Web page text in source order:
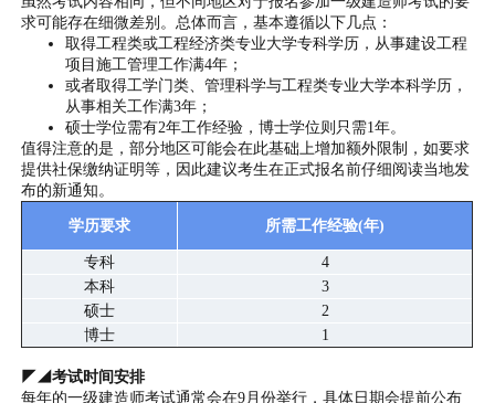
求可能存在细微差别。总体而言，基本遵循以下几点：
取得工程类或工程经济类专业大学专科学历，从事建设工程
项目施工管理工作满4年；
或者取得工学门类、管理科学与工程类专业大学本科学历，
从事相关工作满3年；
硕士学位需有2年工作经验，博士学位则只需1年。
值得注意的是，部分地区可能会在此基础上增加额外限制，如要求
提供社保缴纳证明等，因此建议考生在正式报名前仔细阅读当地发
布的新通知。
学历要求
所需工作经验(年)
专科
4
本科
3
硕士
2
博士
1
◤◢考试时间安排
每年的一级建造师考试通常会在9月份举行，具体日期会提前公布